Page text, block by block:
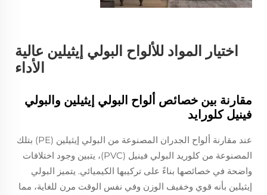
اختيار المواد للألواح البولي إيثيلين عالية
الأداء
مقارنة بين خصائص ألواح البولي إيثيلين والبولي
فينيل كلورايد
عند مقارنة ألواح الجدران المصنوعة من البولي إيثيلين (PE) بتلك
المصنوعة من كلوريد البولي فينيل (PVC)، يتبين وجود اختلافات
واضحة في خصائصها بناءً على تركيبها الكيميائي. يتميز البولي
إيثيلين بأنه قوي وخفيف الوزن وفي نفس الوقت مرن للغاية، مما